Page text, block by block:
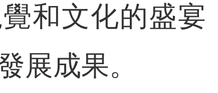
和文化的盛宴
展成果。